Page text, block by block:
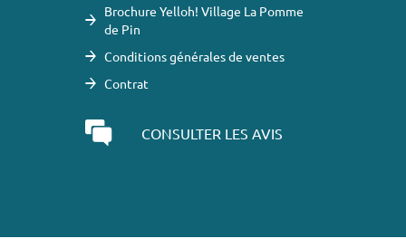
Brochure Yelloh! Village La Pomme
de Pin
Conditions générales de ventes
Contrat
CONSULTER LES AVIS